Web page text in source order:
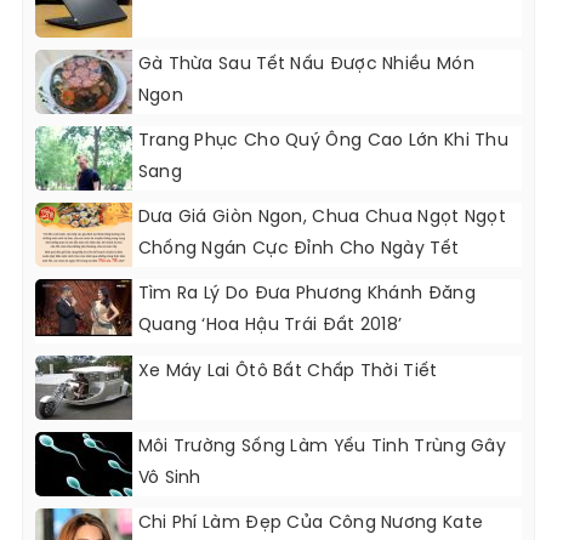
Gà Thừa Sau Tết Nấu Được Nhiều Món
Ngon
Trang Phục Cho Quý Ông Cao Lớn Khi Thu
Sang
Dưa Giá Giòn Ngon, Chua Chua Ngọt Ngọt
Chống Ngán Cực Đỉnh Cho Ngày Tết
Tìm Ra Lý Do Đưa Phương Khánh Đăng
Quang ‘Hoa Hậu Trái Đất 2018’
Xe Máy Lai Ôtô Bất Chấp Thời Tiết
Môi Trường Sống Làm Yếu Tinh Trùng Gây
Vô Sinh
Chi Phí Làm Đẹp Của Công Nương Kate